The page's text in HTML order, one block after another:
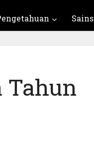
Sains
Tahun